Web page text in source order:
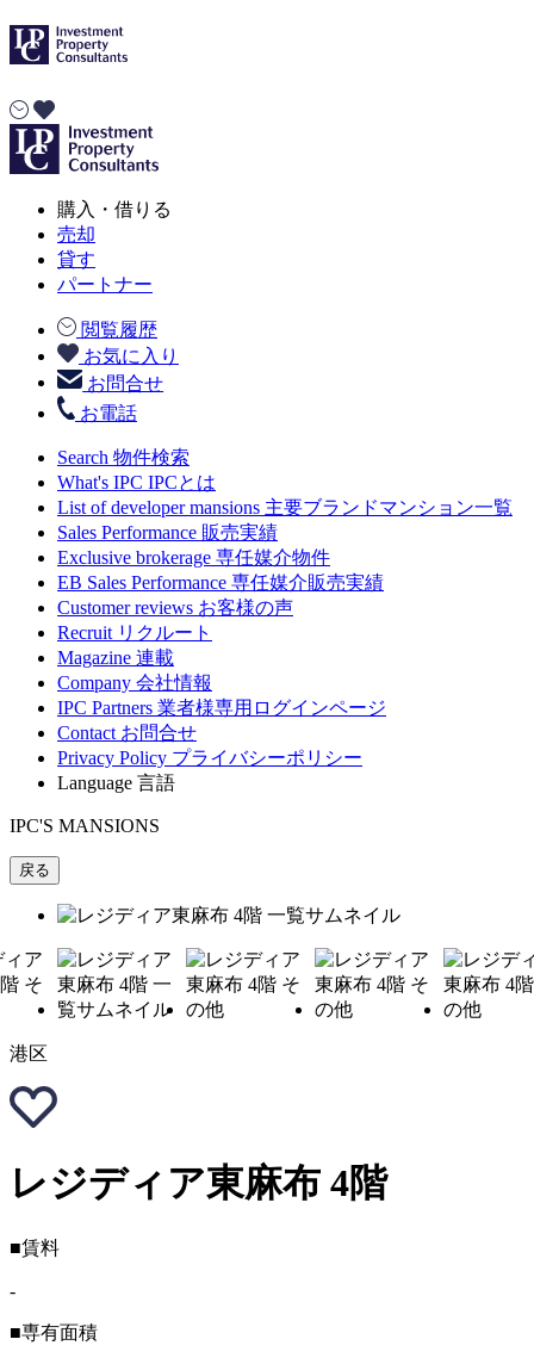
購入・借りる
売却
貸す
パートナー
閲覧履歴
お気に入り
お問合せ
お電話
Search 物件検索
What's IPC IPCとは
List of developer mansions 主要ブランドマンション一覧
Sales Performance 販売実績
Exclusive brokerage 専任媒介物件
EB Sales Performance 専任媒介販売実績
Customer reviews お客様の声
Recruit リクルート
Magazine 連載
Company 会社情報
IPC Partners 業者様専用ログインページ
Contact お問合せ
Privacy Policy プライバシーポリシー
Language 言語
IPC'S MANSIONS
戻る
港区
レジディア東麻布 4階
■賃料
-
■専有面積